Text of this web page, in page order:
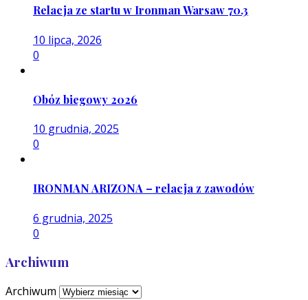
Relacja ze startu w Ironman Warsaw 70.3
10 lipca, 2026
0
Obóz biegowy 2026
10 grudnia, 2025
0
IRONMAN ARIZONA – relacja z zawodów
6 grudnia, 2025
0
Archiwum
Archiwum